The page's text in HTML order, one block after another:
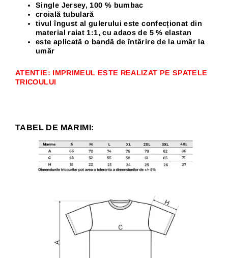
Single Jersey, 100 % bumbac
croială tubulară
tivul îngust al gulerului este confecționat din
material raiat 1:1, cu adaos de 5 % elastan
este aplicată o bandă de întărire de la umăr la
umăr
ATENTIE: IMPRIMEUL ESTE REALIZAT PE SPATELE
TRICOULUI
TABEL DE MARIMI: